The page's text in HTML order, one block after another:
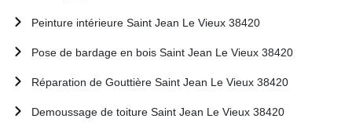
Peinture intérieure Saint Jean Le Vieux 38420
Pose de bardage en bois Saint Jean Le Vieux 38420
Réparation de Gouttière Saint Jean Le Vieux 38420
Demoussage de toiture Saint Jean Le Vieux 38420